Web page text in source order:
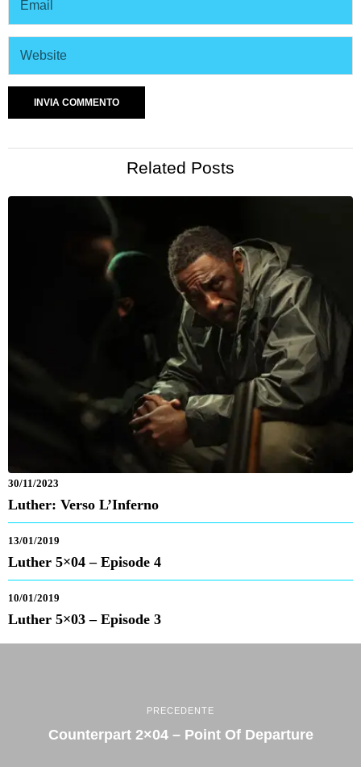
Related Posts
30/11/2023
Luther: Verso L’Inferno
13/01/2019
Luther 5×04 – Episode 4
10/01/2019
Luther 5×03 – Episode 3
PRECEDENTE
Counterpart 2×04 – Point Of Departure